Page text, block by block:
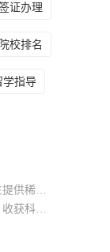
证办理
院校排名
学指导